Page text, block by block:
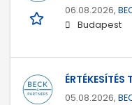
06.08.2026,
Budapest
05.08.2026,